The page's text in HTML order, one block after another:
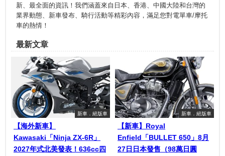
新、最全面的資訊！我們涵蓋來自日本、香港、中國大陸和台灣的
業界動態、新車發布、騎行活動等精彩內容，滿足您對電單車/摩托
車的熱情！
最新文章
新車．絕版車
【海外新車】
Kawasaki「Ninja ZX-6R」
2027年式北美發表！636cc四
新車．絕版車
【新車】Royal
Enfield「BULLET 650」8月
27日日本發售（98萬日圓